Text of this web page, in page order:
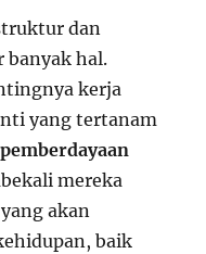
dan
banyak hal.
kerja
yang tertanam
pemberdayaan
mereka
akan
baik